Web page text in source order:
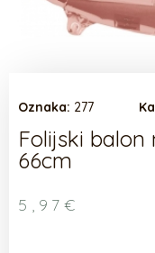
Oznaka: 277
Folijski balon
66cm
5,97 €